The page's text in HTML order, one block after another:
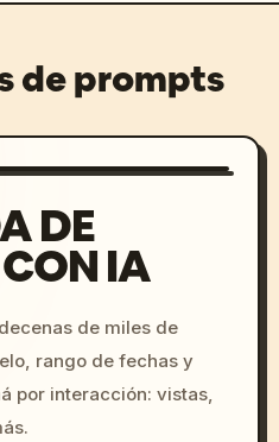
de prompts
DE
IA
de miles de
rango de fechas y
por interacción: vistas,